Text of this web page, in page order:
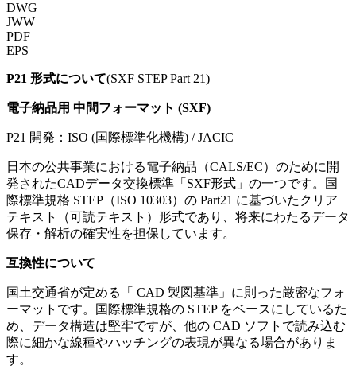
DWG
JWW
PDF
EPS
P21 形式について(SXF STEP Part 21)
電子納品用 中間フォーマット (SXF)
P21 開発： ISO (国際標準化機構) / JACIC
日本の公共事業における電子納品（CALS/EC）のために開
発されたCADデータ交換標準「SXF形式」の一つです。国
際標準規格 STEP（ISO 10303）の Part21 に基づいたクリア
テキスト（可読テキスト）形式であり、将来にわたるデータ
保存・解析の確実性を担保しています。
互換性について
国土交通省が定める「 CAD 製図基準」に則った厳密なフォ
ーマットです。国際標準規格の STEP をベースにしているた
め、データ構造は堅牢ですが、他の CAD ソフトで読み込む
際に細かな線種やハッチングの表現が異なる場合がありま
す。